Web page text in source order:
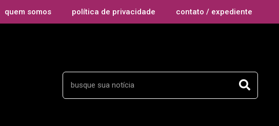
quem somos política de privacidade contato / expediente